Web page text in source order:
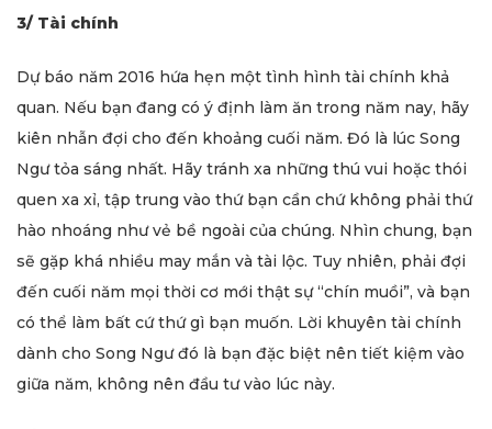
3/ Tài chính
Dự báo năm 2016 hứa hẹn một tình hình tài chính khả
quan. Nếu bạn đang có ý định làm ăn trong năm nay, hãy
kiên nhẫn đợi cho đến khoảng cuối năm. Đó là lúc Song
Ngư tỏa sáng nhất. Hãy tránh xa những thú vui hoặc thói
quen xa xỉ, tập trung vào thứ bạn cần chứ không phải thứ
hào nhoáng như vẻ bề ngoài của chúng. Nhìn chung, bạn
sẽ gặp khá nhiều may mắn và tài lộc. Tuy nhiên, phải đợi
đến cuối năm mọi thời cơ mới thật sự “chín muồi”, và bạn
có thể làm bất cứ thứ gì bạn muốn. Lời khuyên tài chính
dành cho Song Ngư đó là bạn đặc biệt nên tiết kiệm vào
giữa năm, không nên đầu tư vào lúc này.